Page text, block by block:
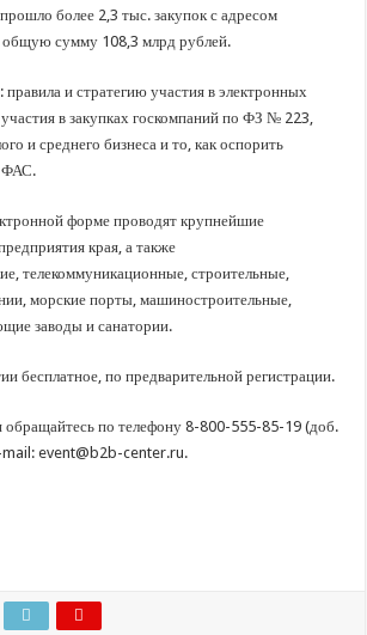
на 20-й юбилейный молодежный форум «Регион 93»
более 2,3 тыс. закупок с адресом
общую сумму 108,3 млрд рублей.
правила и стратегию участия в электронных
в закупках госкомпаний по ФЗ № 223,
и среднего бизнеса и то, как оспорить
ФАС.
форме проводят крупнейшие
края, а также
телекоммуникационные, строительные,
морские порты, машиностроительные,
заводы и санатории.
бесплатное, по предварительной регистрации.
обращайтесь по телефону 8-800-555-85-19 (доб.
mail: event@b2b-center.ru.